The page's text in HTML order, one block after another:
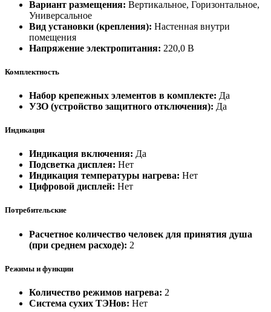
Вариант размещения: Вертикальное, Горизонтальное,
Универсальное
Вид установки (крепления): Настенная внутри
помещения
Напряжение электропитания: 220,0 В
Комплектность
Набор крепежных элементов в комплекте: Да
УЗО (устройство защитного отключения): Да
Индикация
Индикация включения: Да
Подсветка дисплея: Нет
Индикация температуры нагрева: Нет
Цифровой дисплей: Нет
Потребительские
Расчетное количество человек для принятия душа
(при среднем расходе): 2
Режимы и функции
Количество режимов нагрева: 2
Система сухих ТЭНов: Нет